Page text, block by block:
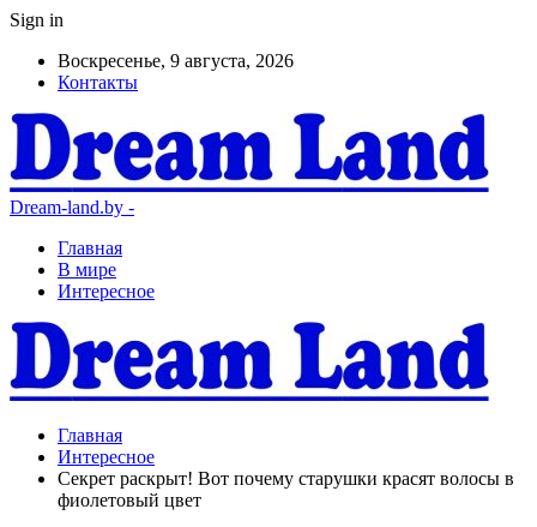
Sign in
Воскресенье, 9 августа, 2026
Контакты
Dream-land.by -
Главная
В мире
Интересное
Главная
Интересное
Секрет раскрыт! Вот почему старушки красят волосы в
фиолетовый цвет